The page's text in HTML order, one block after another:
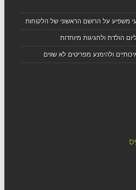
משפיע על הרושם הראשוני של הלקוחות
הולדת ולחגיגות מיוחדות
ולהימנע מפריטים לא שווים